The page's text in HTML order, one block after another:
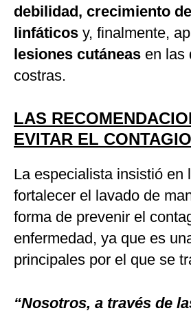
debilidad, crecimiento
linfáticos y, finalmente,
lesiones cutáneas en las
costras.
LAS
EVITAR EL CONTAGIO
La especialista insistió en
fortalecer el lavado de
forma de prevenir el
enfermedad, ya que es
principales por el que se
“Nosotros, a través de